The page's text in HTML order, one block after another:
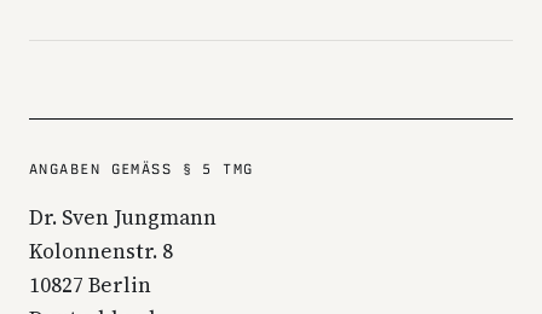
ANGABEN GEMÄSS § 5 TMG
Dr. Sven Jungmann
Kolonnenstr. 8
10827 Berlin